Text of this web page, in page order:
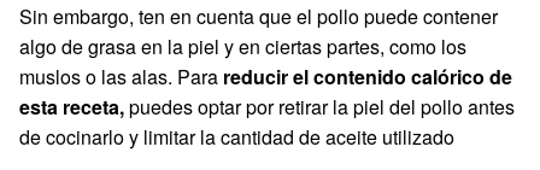
Sin embargo, ten en cuenta que el pollo puede contener
algo de grasa en la piel y en ciertas partes, como los
muslos o las alas. Para reducir el contenido calórico de
esta receta,puedes optar por retirar la piel del pollo antes
de cocinarlo y limitar la cantidad de aceite utilizado